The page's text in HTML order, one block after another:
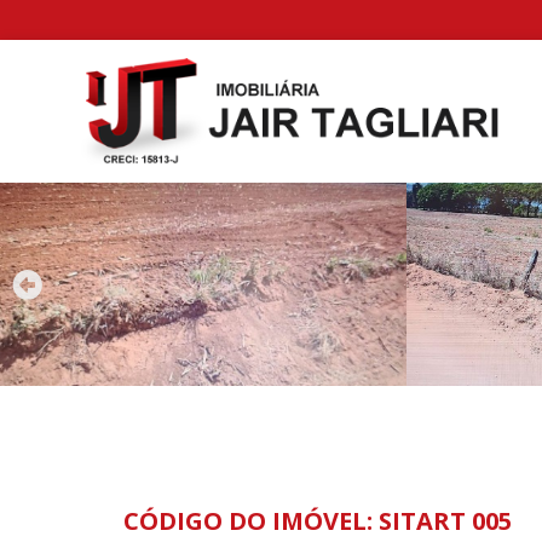
CÓDIGO DO IMÓVEL: SITART 005